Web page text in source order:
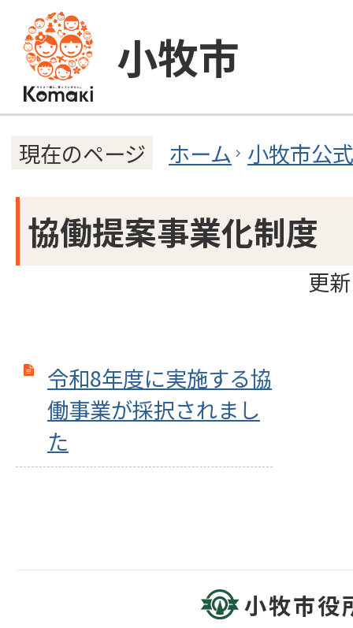
小牧市
現在のページ ホーム 小牧市公
協働提案事業化制度
更
令和8年度に実施する協
働事業が採択されまし
た
小牧市役